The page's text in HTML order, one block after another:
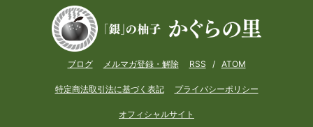
ブログ メルマガ登録・解除 RSS / ATOM
特定商法取引法に基づく表記 プライバシーポリシー
オフィシャルサイト